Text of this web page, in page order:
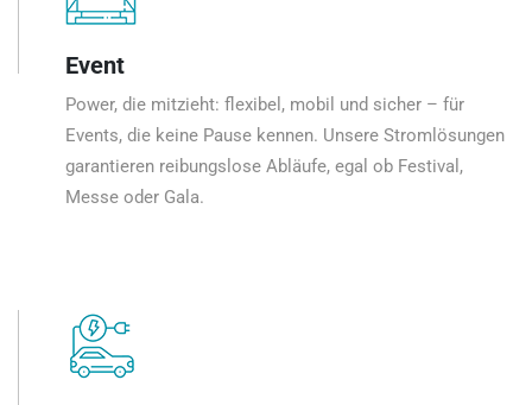
Event
Power, die mitzieht: flexibel, mobil und sicher – für
Events, die keine Pause kennen. Unsere Stromlösungen
garantieren reibungslose Abläufe, egal ob Festival,
Messe oder Gala.